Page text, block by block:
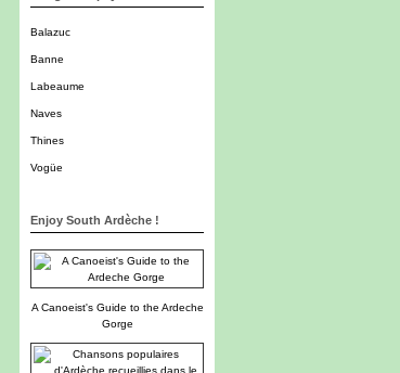
Balazuc
Banne
Labeaume
Naves
Thines
Vogüe
Enjoy South Ardèche !
A Canoeist's Guide to the Ardeche
Gorge